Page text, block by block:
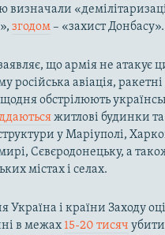
визначали
згодом– «захист Донбасу».
що армія не атакує
російська авіація, ракетні
обстрілюють
житлові будинки та
у Маріуполі,
Сєвєродонецьку, а
містах і селах.
Україна і країни Заходу
в межах 15-20 тисяч